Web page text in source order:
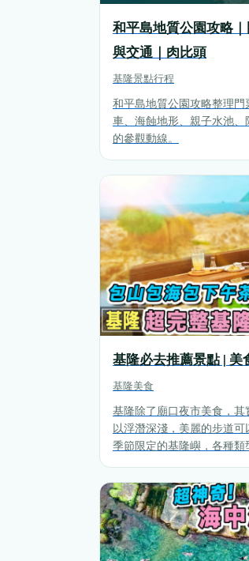
和平島地質公園攻略
與交通｜肉比頭
基隆景點行程
和平島地質公園攻略整理
車、海蝕地形、親子水池
的參觀動線。
基隆必去推薦景點 | 美
基隆美食
基隆除了廟口夜市美食，
以浮潛深淺，美麗的步道
季節限定的基隆嶼，各種類
必去的推薦景點與秘境，